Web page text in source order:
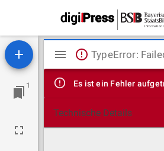
1
Mirador
Viewer
TypeError:
Es ist ein Fehler
Technische Details